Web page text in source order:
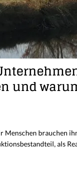
und
Menschen brauchen
als